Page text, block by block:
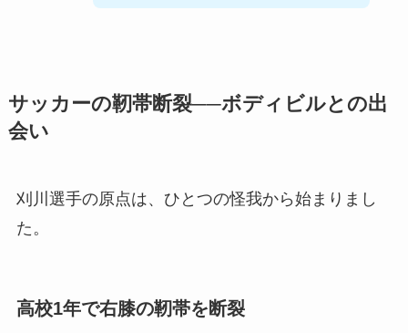
サッカーの靭帯断裂──ボディビルとの出
会い
刈川選手の原点は、ひとつの怪我から始まりまし
た。
高校1年で右膝の靭帯を断裂